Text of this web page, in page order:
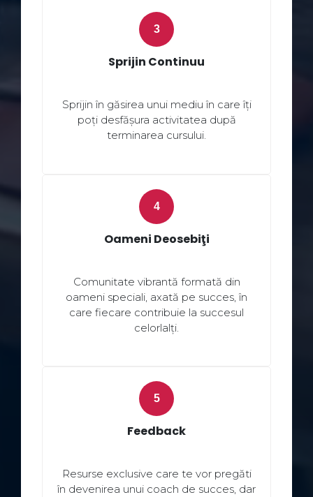
Sprijin Continuu
Sprijin în găsirea unui mediu în care îți
poți desfășura activitatea după
terminarea cursului.
Oameni Deosebiţi
Comunitate vibrantă formată din
oameni speciali, axată pe succes, în
care fiecare contribuie la succesul
celorlalți.
Feedback
Resurse exclusive care te vor pregăti
în devenirea unui coach de succes, dar